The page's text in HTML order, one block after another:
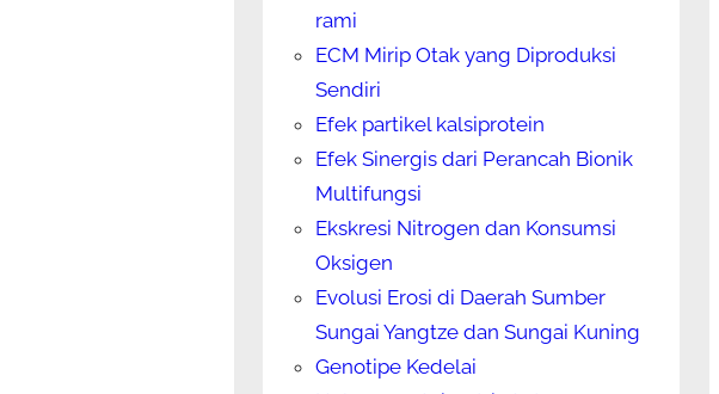
rami
ECM Mirip Otak yang Diproduksi
Sendiri
Efek partikel kalsiprotein
Efek Sinergis dari Perancah Bionik
Multifungsi
Ekskresi Nitrogen dan Konsumsi
Oksigen
Evolusi Erosi di Daerah Sumber
Sungai Yangtze dan Sungai Kuning
Genotipe Kedelai